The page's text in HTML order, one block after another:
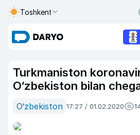
Toshkent
Turkmaniston
O‘zbekiston bilan
O‘zbekiston 17:27 / 01.02.2020